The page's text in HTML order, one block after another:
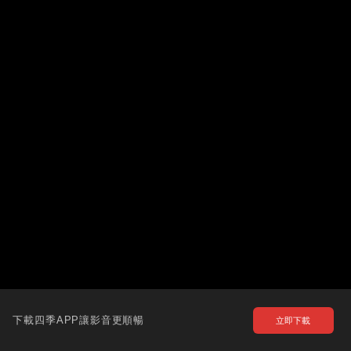
下載四季APP讓影音更順暢 立即下載